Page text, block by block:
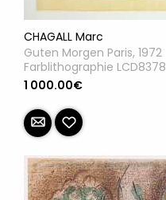
CHAGALL Marc
Guten Morgen Paris, 1972
Farblithographie LCD8378
1 000.00€